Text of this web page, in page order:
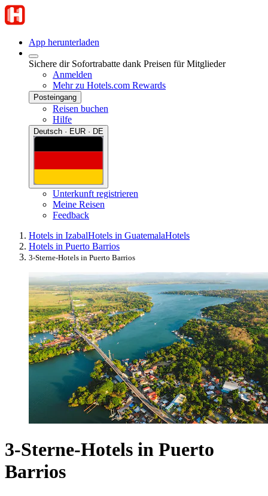
App herunterladen
Sichere dir Sofortrabatte dank Preisen für Mitglieder
Anmelden
Mehr zu Hotels.com Rewards
Posteingang
Reisen buchen
Hilfe
Deutsch · EUR · DE
Unterkunft registrieren
Meine Reisen
Feedback
Hotels in IzabalHotels in GuatemalaHotels
Hotels in Puerto Barrios
3-Sterne-Hotels in Puerto Barrios
3-Sterne-Hotels in Puerto
Barrios